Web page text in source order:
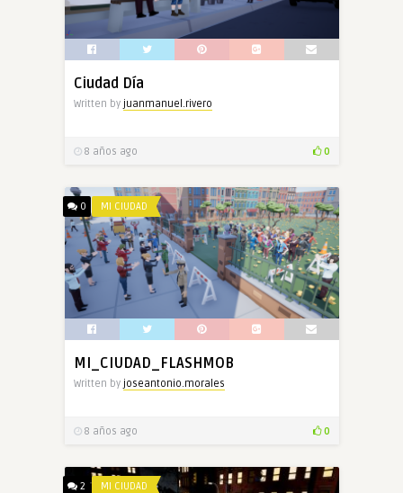
Ciudad Día
Written by juanmanuel.rivero
8 años ago 0
0 MI CIUDAD
MI_CIUDAD_FLASHMOB
Written by joseantonio.morales
8 años ago 0
2 MI CIUDAD